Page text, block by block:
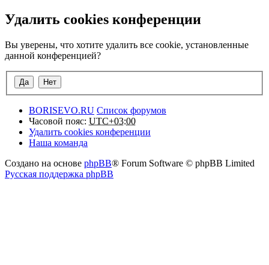
Удалить cookies конференции
Вы уверены, что хотите удалить все cookie, установленные
данной конференцией?
BORISEVO.RU Список форумов
Часовой пояс: UTC+03:00
Удалить cookies конференции
Наша команда
Создано на основе phpBB® Forum Software © phpBB Limited
Русская поддержка phpBB